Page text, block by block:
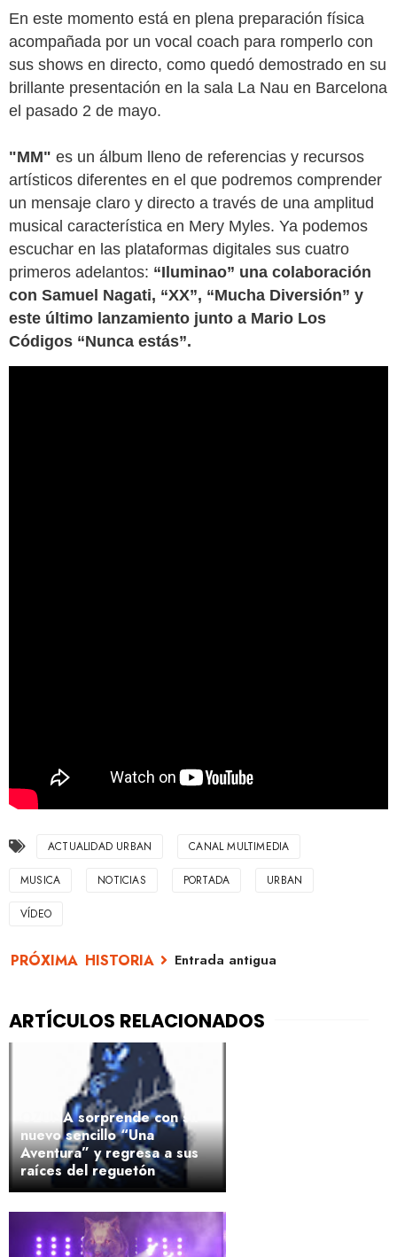
En este momento está en plena preparación física
acompañada por un vocal coach para romperlo con
sus shows en directo, como quedó demostrado en su
brillante presentación en la sala La Nau en Barcelona
el pasado 2 de mayo.
"MM" es un álbum lleno de referencias y recursos
artísticos diferentes en el que podremos comprender
un mensaje claro y directo a través de una amplitud
musical característica en Mery Myles. Ya podemos
escuchar en las plataformas digitales sus cuatro
primeros adelantos: “Iluminao” una colaboración
con Samuel Nagati, “XX”, “Mucha Diversión” y
este último lanzamiento junto a Mario Los
Códigos “Nunca estás”.
ACTUALIDAD URBAN CANAL MULTIMEDIA
MUSICA NOTICIAS PORTADA URBAN
VÍDEO
Entrada antigua
OZUNA sorprende con su
nuevo sencillo “Una
Aventura” y regresa a sus
raíces del reguetón